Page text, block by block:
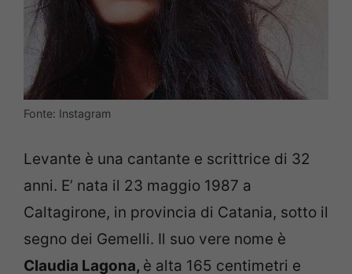
Fonte: Instagram
Levante è una cantante e scrittrice di 32
anni. E’ nata il 23 maggio 1987 a
Caltagirone, in provincia di Catania, sotto il
segno dei Gemelli. Il suo vere nome è
Claudia Lagona, è alta 165 centimetri e